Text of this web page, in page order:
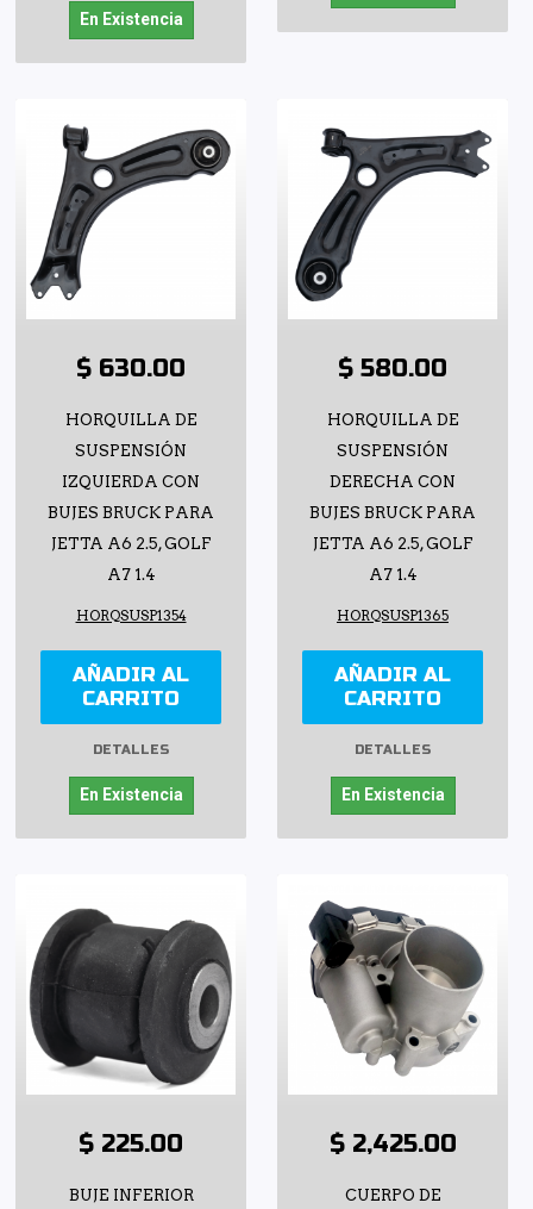
En Existencia
$ 630.00
HORQUILLA DE
SUSPENSIÓN
IZQUIERDA CON
BUJES BRUCK PARA
JETTA A6 2.5, GOLF
A7 1.4
HORQSUSP1354
AÑADIR AL
CARRITO
DETALLES
En Existencia
$ 580.00
HORQUILLA DE
SUSPENSIÓN
DERECHA CON
BUJES BRUCK PARA
JETTA A6 2.5, GOLF
A7 1.4
HORQSUSP1365
AÑADIR AL
CARRITO
DETALLES
En Existencia
$ 225.00
BUJE INFERIOR
$ 2,425.00
CUERPO DE